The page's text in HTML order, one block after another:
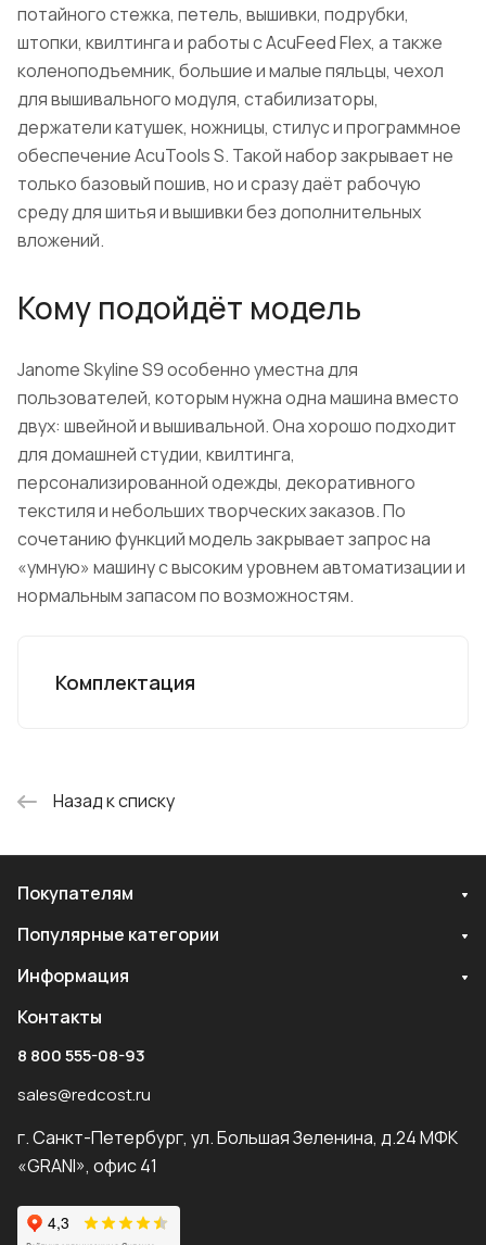
потайного стежка, петель, вышивки, подрубки,
штопки, квилтинга и работы с AcuFeed Flex, а также
коленоподъемник, большие и малые пяльцы, чехол
для вышивального модуля, стабилизаторы,
держатели катушек, ножницы, стилус и программное
обеспечение AcuTools S. Такой набор закрывает не
только базовый пошив, но и сразу даёт рабочую
среду для шитья и вышивки без дополнительных
вложений.
Кому подойдёт модель
Janome Skyline S9 особенно уместна для
пользователей, которым нужна одна машина вместо
двух: швейной и вышивальной. Она хорошо подходит
для домашней студии, квилтинга,
персонализированной одежды, декоративного
текстиля и небольших творческих заказов. По
сочетанию функций модель закрывает запрос на
«умную» машину с высоким уровнем автоматизации и
нормальным запасом по возможностям.
Комплектация
Назад к списку
Покупателям
Популярные категории
Информация
Контакты
8 800 555-08-93
sales@redcost.ru
г. Санкт-Петербург, ул. Большая Зеленина, д.24 МФК
«GRANI», офис 41